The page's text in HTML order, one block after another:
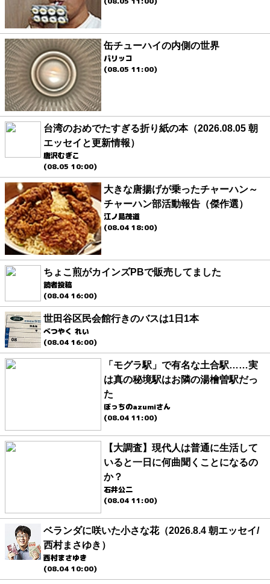
缶チューハイの内側の世界
パリッコ
(08.05 11:00)
台湾のおめでたすぎる折り紙の本（2026.08.05 朝
エッセイと更新情報）
唐沢むぎこ
(08.05 10:00)
大きな唐揚げが乗ったチャーハン～
チャーハン部活動報告（傑作選）
江ノ島茂道
(08.04 18:00)
ちょこ煎がカインズPBで販売してました
読者投稿
(08.04 16:00)
世田谷区民会館行きのバスは1日1本
べつやく れい
(08.04 16:00)
「モグラ駅」で有名な土合駅……実
は真の秘境駅はお隣の湯檜曽駅だっ
た
ぼっちのazumiさん
(08.04 11:00)
【大調査】現代人は普通に生活して
いると一日に何曲聞くことになるの
か？
石井公二
(08.04 11:00)
ベランダに咲いた小さな花（2026.8.4 朝エッセイ/
西村まさゆき）
西村まさゆき
(08.04 10:00)